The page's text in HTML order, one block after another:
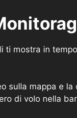
ti mostra in
sulla mappa e
di volo nella